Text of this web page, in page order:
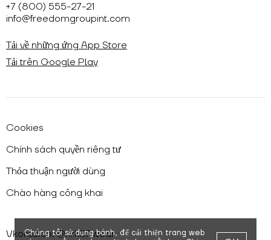
+7 (800) 555-27-21
info@freedomgroupint.com
Tải về những ứng App Store
Tải trên Google Play
Cookies
Chính sách quyền riêng tư
Thỏa thuận người dùng
Chào hàng công khai
Vkontakte: @nrk87.wear
Chúng tôi sử dụng bánh, để cải thiện trang web